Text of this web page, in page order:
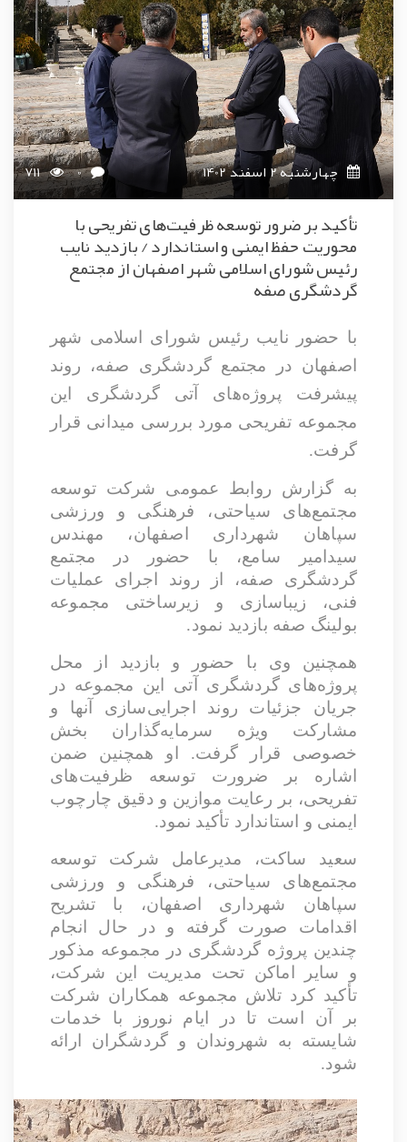
چهارشنبه 2 اسفند 1402 711 0
تأکید بر ضرور توسعه ظرفیت‌های تفریحی با
محوریت حفظ ایمنی و استاندارد / بازدید نایب
رئیس شورای اسلامی شهر اصفهان از مجتمع
گردشگری صفه
با حضور نایب رئیس شورای اسلامی شهر
اصفهان در مجتمع گردشگری صفه، روند
پیشرفت پروژه‌های آتی گردشگری این
مجموعه تفریحی مورد بررسی میدانی قرار
گرفت.
به گزارش روابط عمومی شرکت توسعه
مجتمع‌های سیاحتی، فرهنگی و ورزشی
سپاهان شهرداری اصفهان، مهندس
سیدامیر سامع، با حضور در مجتمع
گردشگری صفه، از روند اجرای عملیات
فنی، زیباسازی و زیرساختی مجموعه
بولینگ صفه بازدید نمود.
همچنین وی با حضور و بازدید از محل
پروژه‌های گردشگری آتی این مجموعه در
جریان جزئیات روند اجرایی‌سازی آنها و
مشارکت ویژه سرمایه‌گذاران بخش
خصوصی قرار گرفت. او همچنین ضمن
اشاره بر ضرورت توسعه ظرفیت‌های
تفریحی، بر رعایت موازین و دقیق چارچوب
ایمنی و استاندارد تأکید نمود.
سعید ساکت، مدیرعامل شرکت توسعه
مجتمع‌های سیاحتی، فرهنگی و ورزشی
سپاهان شهرداری اصفهان، با تشریح
اقدامات صورت گرفته و در حال انجام
چندین پروژه گردشگری در مجموعه مذکور
و سایر اماکن تحت مدیریت این شرکت،
تأکید کرد تلاش مجموعه همکاران شرکت
بر آن است تا در ایام نوروز با خدمات
شایسته به شهروندان و گردشگران ارائه
شود.